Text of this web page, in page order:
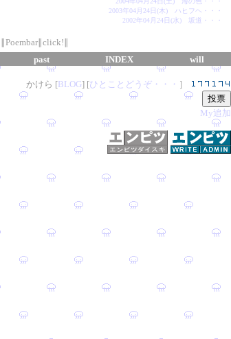
2003年04月24日(木) ハヒフヘ・・・
2002年04月24日(水) 坂道・・・
∥Poembar∥click!∥
past
INDEX will
かけら [BLOG] [ひとことどうぞ・・・ ］
My追加